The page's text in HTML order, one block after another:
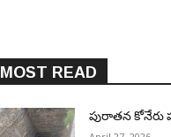
MOST READ
పురాత‌న కోనేరు